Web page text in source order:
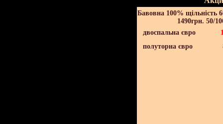
Бавовна 100% щільність
1490грн. 50/
двоспальна євро
полуторна євро